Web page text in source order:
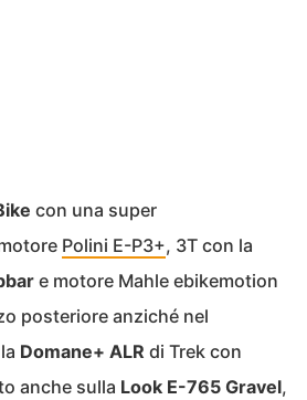
con una super
Polini E-P3+, 3T con la
e motore Mahle ebikemotion
posteriore anziché nel
Domane+ ALR di Trek con
anche sulla Look E-765 Gravel,